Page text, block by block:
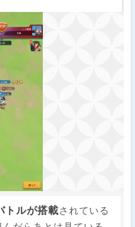
トルが搭載されている